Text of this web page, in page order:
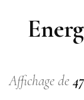
Affichage de